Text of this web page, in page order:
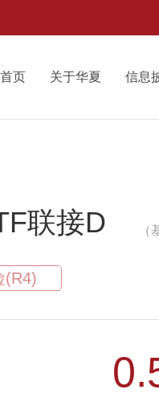
首页 关于华夏 信息
联接D
(R4)